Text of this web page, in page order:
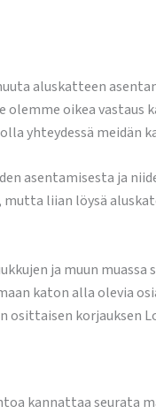
aluskatteen
oikea vastaus
yhteydessä meidän
asentamisesta ja
liian löysä
ja muun muassa
katon alla olevia
korjauksen
kannattaa seurata